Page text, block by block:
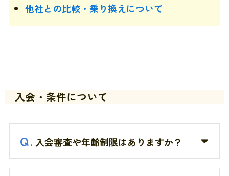
他社との比較・乗り換えについて
入会・条件について
Ｑ. 入会審査や年齢制限はありますか？